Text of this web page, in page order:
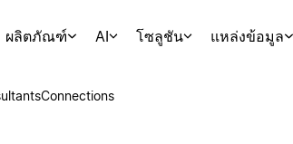
ผลิตภัณฑ์ AI โซลูชัน แหล่งข้อมูล
Connections